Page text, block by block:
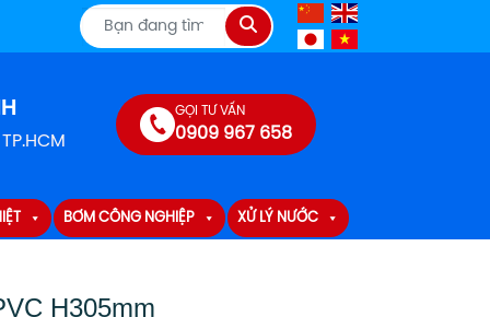
Tìm
kiếm
GỌI TƯ VẤN
0909 967 658
BƠM CÔNG NGHIỆP XỬ LÝ NƯỚC
H305mm